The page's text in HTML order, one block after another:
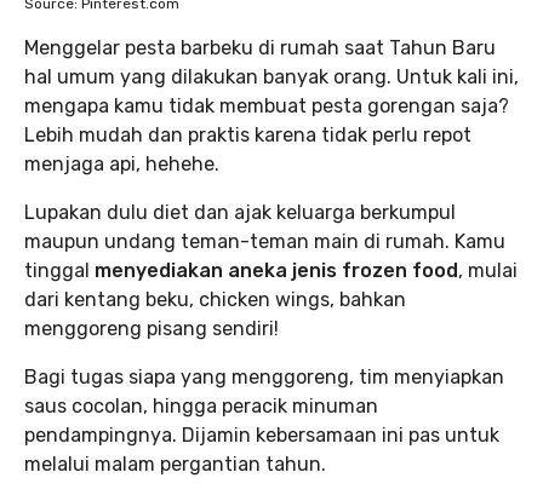
Source: Pinterest.com
Menggelar pesta barbeku di rumah saat Tahun Baru
hal umum yang dilakukan banyak orang. Untuk kali ini,
mengapa kamu tidak membuat pesta gorengan saja?
Lebih mudah dan praktis karena tidak perlu repot
menjaga api, hehehe.
Lupakan dulu diet dan ajak keluarga berkumpul
maupun undang teman-teman main di rumah. Kamu
tinggal menyediakan aneka jenis frozen food, mulai
dari kentang beku, chicken wings, bahkan
menggoreng pisang sendiri!
Bagi tugas siapa yang menggoreng, tim menyiapkan
saus cocolan, hingga peracik minuman
pendampingnya. Dijamin kebersamaan ini pas untuk
melalui malam pergantian tahun.